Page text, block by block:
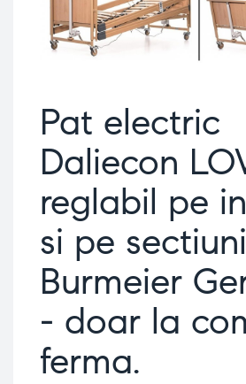
Pat electric
Daliecon
reglabil pe
si pe
Burmeier
- doar la
ferma.